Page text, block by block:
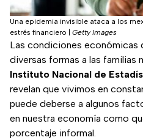
Una epidemia invisible ataca a los
estrés financiero
Getty Images
Las condiciones económicas
diversas formas a las familias
Instituto Nacional de
revelan que vivimos en
puede deberse a algunos
en nuestra economía como
porcentaje informal.